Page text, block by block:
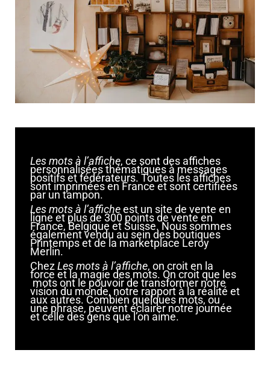
Les mots à l’affiche, ce sont des affiches
personnalisées thématiques à messages
positifs et fédérateurs. Toutes les affiches
sont imprimées en France et sont certifiées
par un tampon.
Les mots à l’afficheest un site de vente en
ligne et plus de 300 points de vente en
France, Belgique et Suisse. Nous sommes
également vendu au sein des boutiques
Printemps et de la marketplace Leroy
Merlin.
ChezLes mots à l’affiche, on croit en la
force et la magie des mots. On croit que les
mots ont le pouvoir de transformer notre
vision du monde, notre rapport à la réalité et
aux autres. Combien quelques mots, ou
une phrase, peuvent éclairer notre journée
et celle des gens que l’on aime.